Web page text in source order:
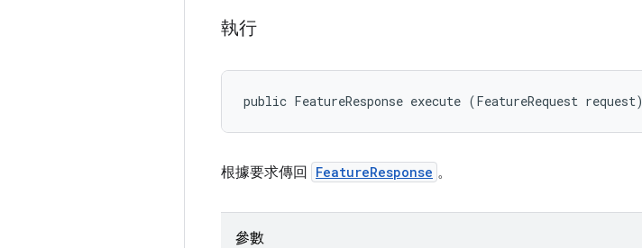
執行
public FeatureResponse execute (FeatureRequest request)
根據要求傳回 FeatureResponse 。
參數